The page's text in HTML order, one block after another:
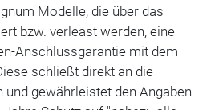
Modelle, die über das
bzw. verleast werden, eine
Anschlussgarantie mit dem
schließt direkt an die
und gewährleistet den Angaben